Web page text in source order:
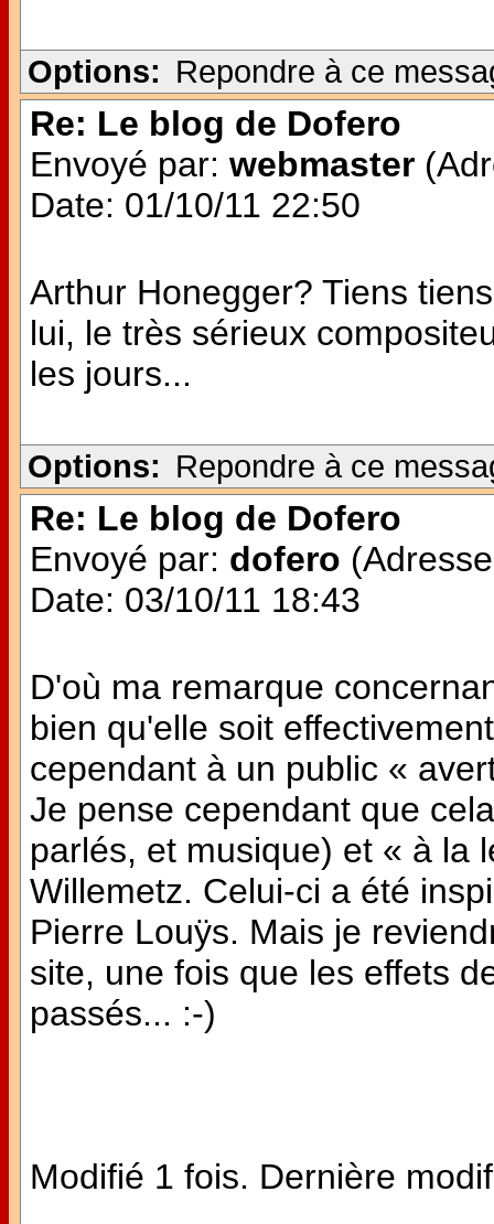
Options: Repondre à ce
Re: Le blog de Dofero
Envoyé par: webmaster
Date: 01/10/11 22:50
Arthur Honegger? Tiens
lui, le très sérieux
les jours...
Options: Repondre à ce
Re: Le blog de Dofero
Envoyé par: dofero
Date: 03/10/11 18:43
D'où ma remarque
bien qu'elle soit
cependant à un public «
Je pense cependant que
parlés, et musique) et « à la
Willemetz. Celui-ci a été
Pierre Louÿs. Mais je
site, une fois que les effets
passés... :-)
Modifié 1 fois. Dernière